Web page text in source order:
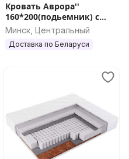
Кровать Аврора''
160*200(подьемник) с
основанием венге/дуб
молочный''
Минск, Центральный
Доставка по Беларуси